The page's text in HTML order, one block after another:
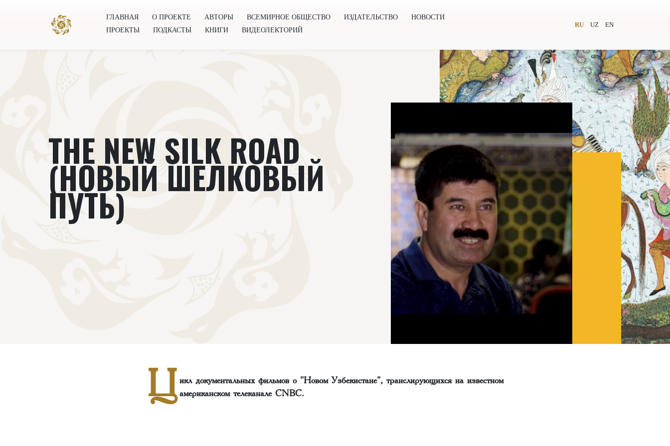
ГЛАВНАЯ О ПРОЕКТЕ АВТОРЫ ВСЕМИРНОЕ ОБЩЕСТВО ИЗДАТЕЛЬСТВО
НОВОСТИ
ПРОЕКТЫ
ПОДКАСТЫ КНИГИ ВИДЕОЛЕКТОРИЙ
RU UZ EN
Книги Видеолекторий
THE NEW SILK ROAD
(НОВЫЙ ШЕЛКОВЫЙ
ПУТЬ)
Цикл документальных фильмов о "Новом Узбекистане", транслирующихся на известном
американском телеканале CNBC.